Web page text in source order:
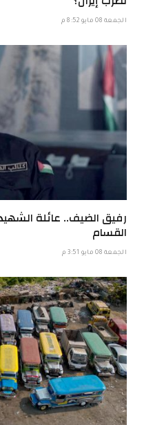
الجمعة 08 مايو 8:52 م
رفيق الضيف.. عائلة
القسام
الجمعة 08 مايو 3:51 م